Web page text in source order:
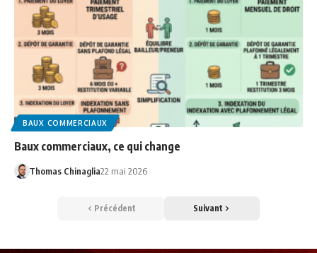
BAUX COMMERCIAUX
Baux commerciaux, ce qui change
Thomas Chinaglia22 mai 2026
Précédent Suivant